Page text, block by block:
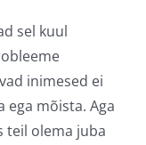
sel kuul
inimesed ei
mõista. Aga
teil olema juba